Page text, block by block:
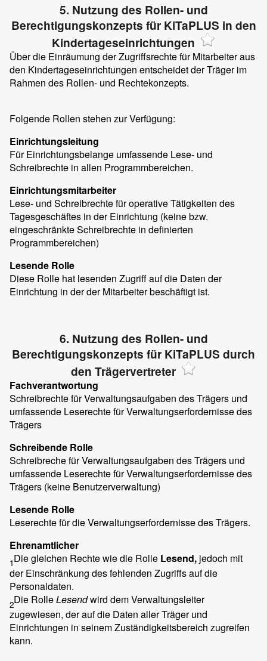
5. Nutzung des Rollen- und
Berechtigungskonzepts für KiTaPLUS in den
Kindertageseinrichtungen
Über die Einräumung der Zugriffsrechte für Mitarbeiter aus
den Kindertageseinrichtungen entscheidet der Träger im
Rahmen des Rollen- und Rechtekonzepts.
Folgende Rollen stehen zur Verfügung:
Einrichtungsleitung
Für Einrichtungsbelange umfassende Lese- und
Schreibrechte in allen Programmbereichen.
Einrichtungsmitarbeiter
Lese- und Schreibrechte für operative Tätigkeiten des
Tagesgeschäftes in der Einrichtung (keine bzw.
eingeschränkte Schreibrechte in definierten
Programmbereichen)
Lesende Rolle
Diese Rolle hat lesenden Zugriff auf die Daten der
Einrichtung in der der Mitarbeiter beschäftigt ist.
6. Nutzung des Rollen- und
Berechtigungskonzepts für KiTaPLUS durch
den Trägervertreter
Fachverantwortung
Schreibrechte für Verwaltungsaufgaben des Trägers und
umfassende Leserechte für Verwaltungserfordernisse des
Trägers
Schreibende Rolle
Schreibreche für Verwaltungsaufgaben des Trägers und
umfassende Leserechte für Verwaltungserfordernisse des
Trägers (keine Benutzerverwaltung)
Lesende Rolle
Leserechte für die Verwaltungserfordernisse des Trägers.
Ehrenamtlicher
1Die gleichen Rechte wie die Rolle Lesend, jedoch mit
der Einschränkung des fehlenden Zugriffs auf die
Personaldaten.
2Die RolleLesendwird dem Verwaltungsleiter
zugewiesen, der auf die Daten aller Träger und
Einrichtungen in seinem Zuständigkeitsbereich zugreifen
kann.